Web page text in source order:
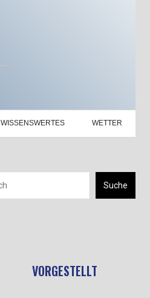
WISSENSWERTES WETTER
Suche
VORGESTELLT